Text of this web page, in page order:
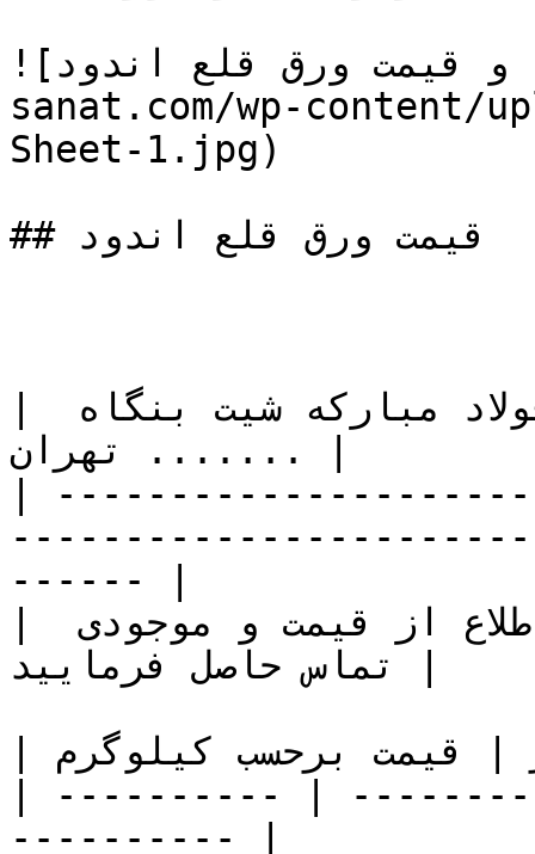
![خرید و قیمت ورق قلع اندود](https://tajhiz-
sanat.com/wp-content/
Sheet-1.jpg)
## قیمت ورق قلع اندود
تهران ....... |
|
------ |
تماس حاصل فرمایید |
| ---------- |
---------- |